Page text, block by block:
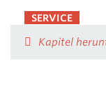
SERVICE
Kapitel